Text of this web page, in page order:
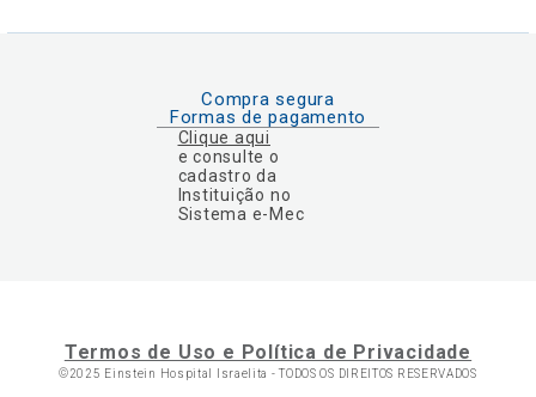
Compra segura
Formas de pagamento
Clique aqui
e consulte o
cadastro da
Instituição no
Sistema e-Mec
Termos de Uso e Política de Privacidade
©2025 Einstein Hospital Israelita -TODOS OS DIREITOS RESERVADOS